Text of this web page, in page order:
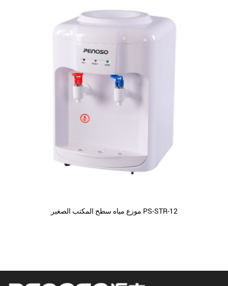
موزع مياه سطح المكتب الصغير PS-STR-12